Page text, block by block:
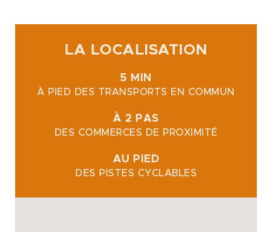
LA LOCALISATION
5 MIN
À PIED DES TRANSPORTS EN COMMUN
À 2 PAS
DES COMMERCES DE PROXIMITÉ
AU PIED
DES PISTES CYCLABLES